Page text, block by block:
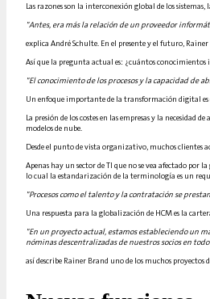
Las razones son la interconexión global de los
"Antes, era más la relación de un proveedor
explica André Schulte. En el presente y el futuro,
Así que la pregunta actual es: ¿cuántos conocimientos
"El conocimiento de los procesos y la capacidad de
Un enfoque importante de la transformación digital
La presión de los costes en las empresas y la
modelos de nube.
Desde el punto de vista organizativo, muchos clientes
Apenas hay un sector de TI que no se vea afectado por
lo cual la estandarización de la terminología es un
"Procesos como el talento y la contratación se
Una respuesta para la globalización de HCM es la
"En un proyecto actual, estamos estableciendo un
nóminas descentralizadas de nuestros socios en
así describe Rainer Brand uno de los muchos proyectos